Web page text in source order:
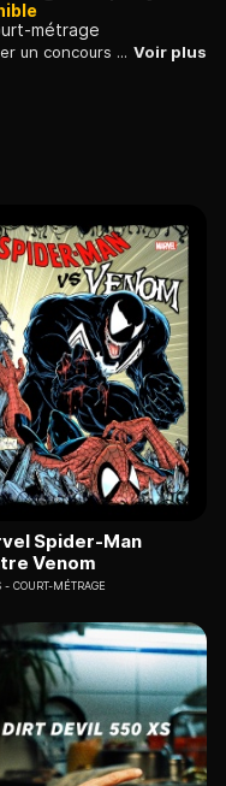
métrage
Trois amies d'enfance, rêvent de gagner un concours de sosies. Quand l'une d'elles décide d'écrire des chansons, elle bouleverse leur équilibre. Voir plus
Spider-Man
Venom
COURT-MÉTRAGE